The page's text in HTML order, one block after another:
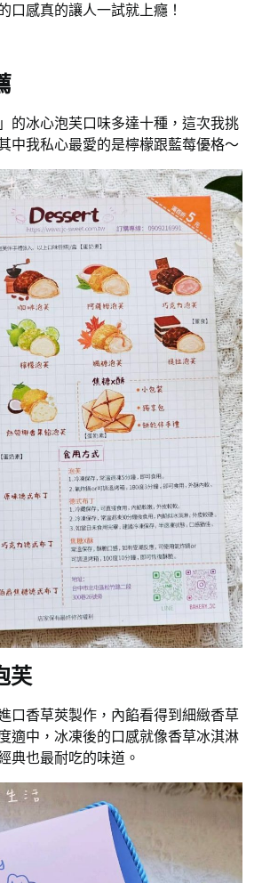
口感真的讓人一試就上癮！
的冰心泡芙口味多達十種，這次我挑
中我私心最愛的是檸檬跟藍莓優格～
芙
口香草莢製作，內餡看得到細緻香草
適中，冰凍後的口感就像香草冰淇淋
典也最耐吃的味道。